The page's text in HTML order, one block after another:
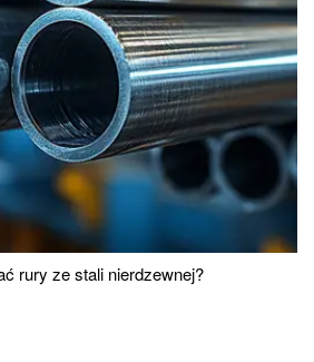
rury ze stali nierdzewnej?